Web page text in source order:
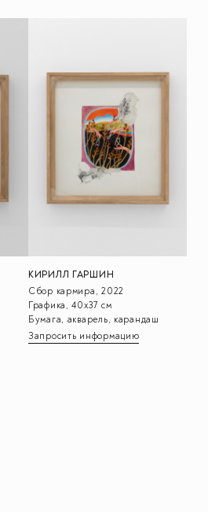
КИРИЛЛ ГАРШИН
Сбор кармира, 2022
Графика, 40х37 см
Бумага, акварель, карандаш
Запросить информацию